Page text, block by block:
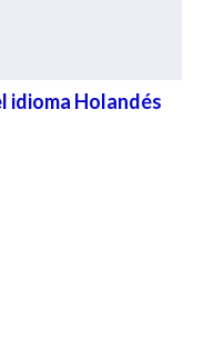
idioma Holandés